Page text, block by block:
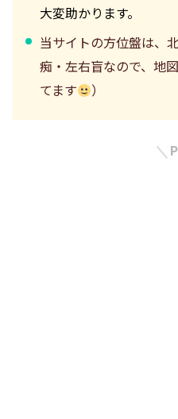
大変助かります。
当サイトの方位盤は、
痴・左右盲なので、地
てます
）